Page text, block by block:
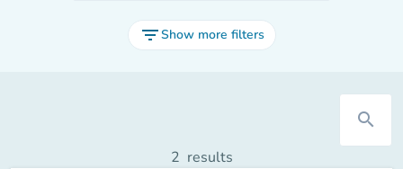
filter_listShow more filters
search
2 results